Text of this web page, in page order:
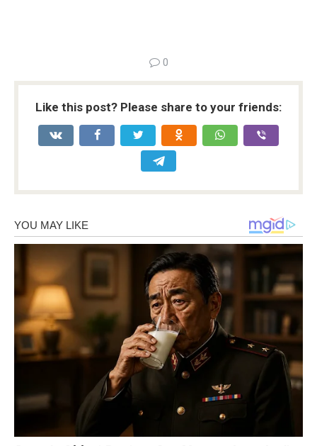
0
Like this post? Please share to your friends: